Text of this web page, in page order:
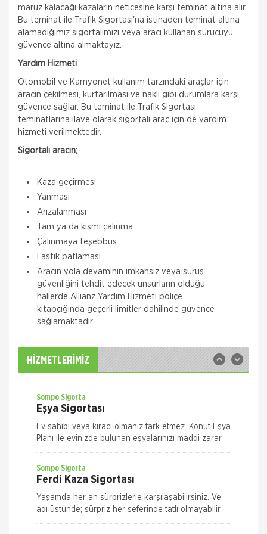
maruz kalacağı kazaların neticesine karşı teminat altına alır.
Bu teminat ile Trafik Sigortası'na istinaden teminat altına
alamadığımız sigortalımızı veya aracı kullanan sürücüyü
güvence altına almaktayız.
Yardım Hizmeti
Otomobil ve Kamyonet kullanım tarzındaki araçlar için
aracın çekilmesi, kurtarılması ve nakli gibi durumlara karşı
güvence sağlar. Bu teminat ile Trafik Sigortası
teminatlarına ilave olarak sigortalı araç için de yardım
hizmeti verilmektedir.
Sigortalı aracın;
Kaza geçirmesi
Yanması
Arızalanması
Tam ya da kısmi çalınma
Çalınmaya teşebbüs
Lastik patlaması
Aracın yola devamının imkansız veya sürüş
güvenliğini tehdit edecek unsurların olduğu
hallerde Allianz Yardım Hizmeti poliçe
kitapçığında geçerli limitler dahilinde güvence
sağlamaktadır.
HİZMETLERİMİZ
Quick Sigorta
Zorunlu Deprem Sigortası
Zorunlu Deprem Sigortanız ile depremin neden
olacağı maddi zararlar ile deprem sonucu meydana
gelecek yangın, patlama, tsunami ve yer kayması
hasarlarını teminat altına almak istiyorsanız Das
Sompo Sigorta
İş Yeriniz Sompo Japan ile Güvence Altında! İş Yeri
Sompo Sigorta
Eşya Sigortası
Ev sahibi veya kiracı olmanız fark etmez. Konut Eşya
Planı ile evinizde bulunan eşyalarınızı maddi zarar
ve risklere karşı size en uygun plan alternatifini
Sompo Sigorta
Ferdi Kaza Sigortası
Yaşamda her an sürprizlerle karşılaşabilirsiniz. Ve
adı üstünde; sürpriz her seferinde tatlı olmayabilir,
risk taşıyabilir. Yolda yürürken, evde ya da iş yeriniz